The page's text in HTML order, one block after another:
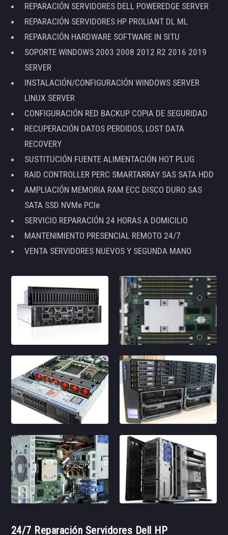
REPARACIÓN SERVIDORES DELL POWEREDGE SERVER
REPARACIÓN SERVIDORES HP PROLIANT DL ML
REPARACIÓN HARDWARE SOFTWARE IN SITU
SOPORTE WINDOWS 2003 2008 2012 R2 2016 2019
SERVER
INSTALACIÓN/CONFIGURACIÓN WINDOWS SERVER
LINUX SERVER
CONFIGURACIÓN RED BACKUP COPIA DE SEGURIDAD
RECUPERACIÓN DATOS PERDIDOS, LOST DATA
RECOVERY
SUSTITUCIÓN FUENTE ALIMENTACIÓN HOT PLUG
RAID CONTROLLER PERC SMARTARRAY SAS SATA HDD
AMPLIACIÓN MEMORIA RAM ECC DISCO DURO SAS
SATA SSD NVMe PCIe
SERVICIO REPARACIÓN 24 HORAS A DOMICILIO
MANTENIMIENTO PRESENCIAL REMOTO 24/7
VENTA SERVIDORES NUEVOS Y SEGUNDA MANO
24/7 Reparación Servidores Dell HP